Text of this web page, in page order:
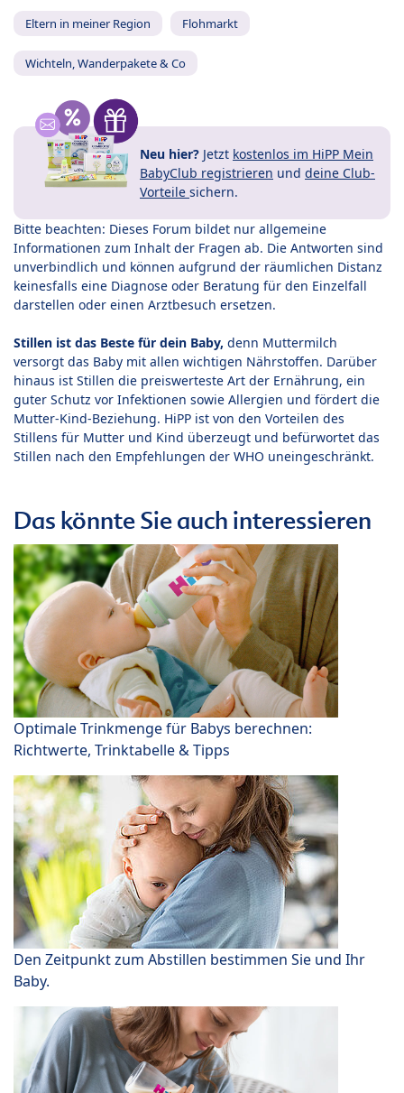
Eltern in meiner Region Flohmarkt
Wichteln, Wanderpakete & Co
Neu hier? Jetzt kostenlos im HiPP Mein
BabyClub registrieren und deine Club-
Vorteile sichern.
Bitte beachten: Dieses Forum bildet nur allgemeine
Informationen zum Inhalt der Fragen ab. Die Antworten sind
unverbindlich und können aufgrund der räumlichen Distanz
keinesfalls eine Diagnose oder Beratung für den Einzelfall
darstellen oder einen Arztbesuch ersetzen.
Stillen ist das Beste für dein Baby, denn Muttermilch
versorgt das Baby mit allen wichtigen Nährstoffen. Darüber
hinaus ist Stillen die preiswerteste Art der Ernährung, ein
guter Schutz vor Infektionen sowie Allergien und fördert die
Mutter-Kind-Beziehung. HiPP ist von den Vorteilen des
Stillens für Mutter und Kind überzeugt und befürwortet das
Stillen nach den Empfehlungen der WHO uneingeschränkt.
Das könnte Sie auch interessieren
Optimale Trinkmenge für Babys berechnen:
Richtwerte, Trinktabelle & Tipps
Den Zeitpunkt zum Abstillen bestimmen Sie und Ihr
Baby.